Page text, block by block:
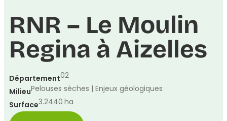
RNR – Le Moulin
Regina à Aizelles
Département02
MilieuPelouses sèches | Enjeux géologiques
Surface3.2440 ha